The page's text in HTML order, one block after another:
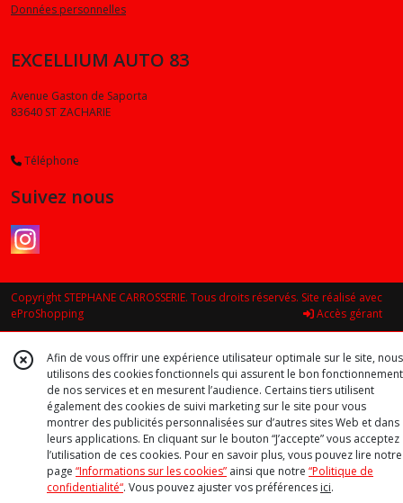
Données personnelles
EXCELLIUM AUTO 83
Avenue Gaston de Saporta
83640 ST ZACHARIE
Téléphone
Suivez nous
Copyright STEPHANE CARROSSERIE. Tous droits réservés. Site réalisé avec
eProShopping
Accès gérant
Afin de vous offrir une expérience utilisateur optimale sur le site, nous
utilisons des cookies fonctionnels qui assurent le bon fonctionnement
de nos services et en mesurent l’audience. Certains tiers utilisent
également des cookies de suivi marketing sur le site pour vous
montrer des publicités personnalisées sur d’autres sites Web et dans
leurs applications. En cliquant sur le bouton “J’accepte” vous acceptez
l’utilisation de ces cookies. Pour en savoir plus, vous pouvez lire notre
page “Informations sur les cookies” ainsi que notre “Politique de
confidentialité“. Vous pouvez ajuster vos préférences ici.